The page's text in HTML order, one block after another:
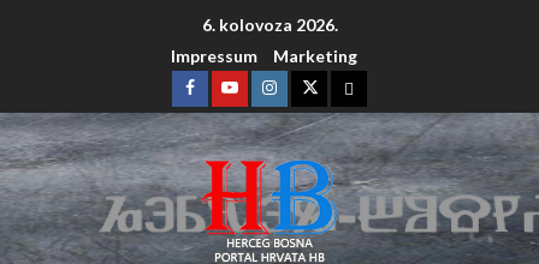
6. kolovoza 2026.
Impressum
Marketing